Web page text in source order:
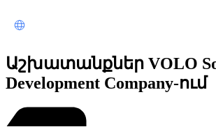
Աշխատանքներ VOLO
Development Company-ում